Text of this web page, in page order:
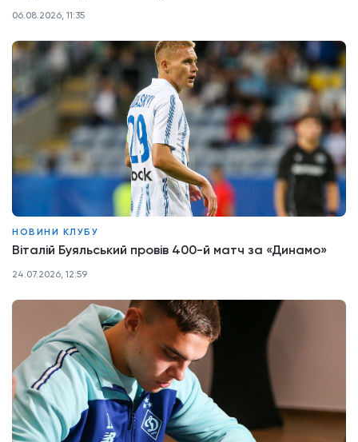
06.08.2026, 11:35
НОВИНИ КЛУБУ
Віталій Буяльський провів 400-й матч за «Динамо»
24.07.2026, 12:59